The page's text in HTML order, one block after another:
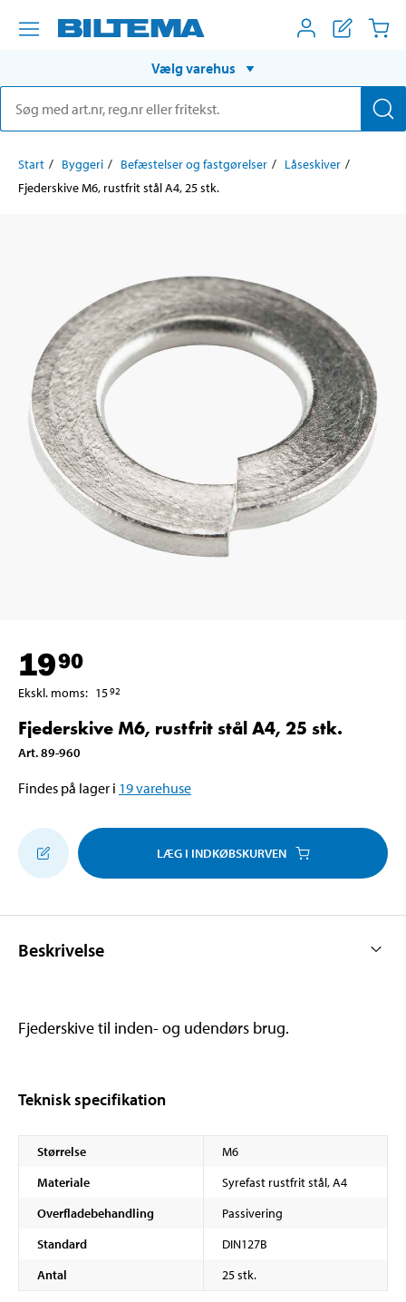
Vælg varehus
Start Byggeri Befæstelser og fastgørelser
Låseskiver
Fjederskive M6, rustfrit stål A4, 25 stk.
1990
Ekskl. moms: 1592
Fjederskive M6, rustfrit stål A4, 25 stk.
Art.89-960
Findes på lager i 19varehuse
LÆG I INDKØBSKURVEN
Beskrivelse
Fjederskive til inden- og udendørs brug.
Teknisk specifikation
Størrelse
M6
Materiale
Syrefast rustfrit stål, A4
Overfladebehandling
Passivering
Standard
DIN127B
Antal
25 stk.